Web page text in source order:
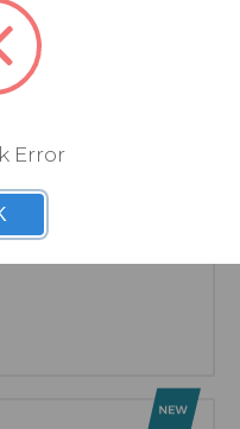
RC2T - (205X60)
COMP34,
Error